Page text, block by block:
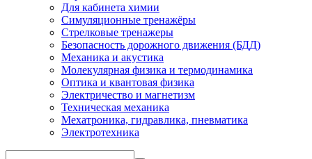
Для кабинета химии
Симуляционные тренажёры
Стрелковые тренажеры
Безопасность дорожного движения (БДД)
Механика и акустика
Молекулярная физика и термодинамика
Оптика и квантовая физика
Электричество и магнетизм
Техническая механика
Мехатроника, гидравлика, пневматика
Электротехника